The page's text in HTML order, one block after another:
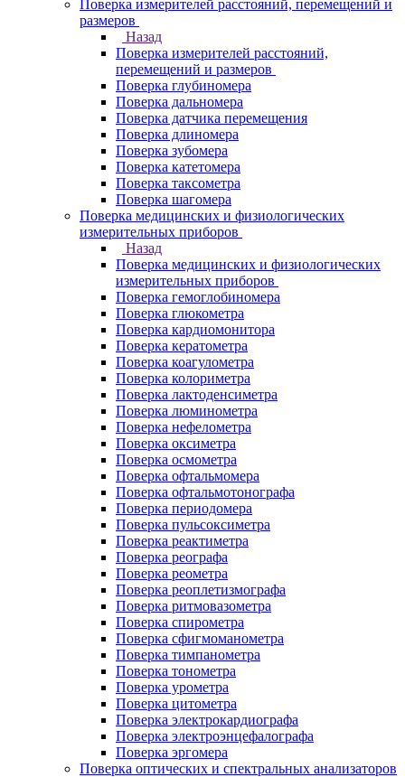
Поверка измерителей расстояний, перемещений и
размеров
Назад
Поверка измерителей расстояний,
перемещений и размеров
Поверка глубиномера
Поверка дальномера
Поверка датчика перемещения
Поверка длиномера
Поверка зубомера
Поверка катетомера
Поверка таксометра
Поверка шагомера
Поверка медицинских и физиологических
измерительных приборов
Назад
Поверка медицинских и физиологических
измерительных приборов
Поверка гемоглобиномера
Поверка глюкометра
Поверка кардиомонитора
Поверка кератометра
Поверка коагулометра
Поверка колориметра
Поверка лактоденсиметра
Поверка люминометра
Поверка нефелометра
Поверка оксиметра
Поверка осмометра
Поверка офтальмомера
Поверка офтальмотонографа
Поверка периодомера
Поверка пульсоксиметра
Поверка реактиметра
Поверка реографа
Поверка реометра
Поверка реоплетизмографа
Поверка ритмовазометра
Поверка спирометра
Поверка сфигмоманометра
Поверка тимпанометра
Поверка тонометра
Поверка урометра
Поверка цитометра
Поверка электрокардиографа
Поверка электроэнцефалографа
Поверка эргомера
Поверка оптических и спектральных анализаторов